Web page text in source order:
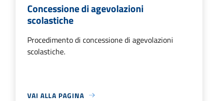
Concessione di agevolazioni
scolastiche
Procedimento di concessione di agevolazioni
scolastiche.
VAI ALLA PAGINA